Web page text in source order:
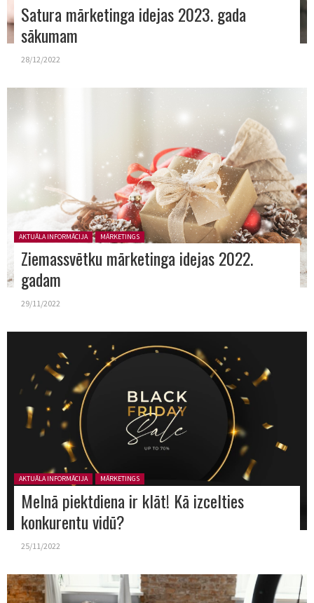
Satura mārketinga idejas 2023. gada
sākumam
28/12/2022
Posted in:
AKTUĀLA INFORMĀCIJA MĀRKETINGS
Ziemassvētku mārketinga idejas 2022.
gadam
29/11/2022
Posted in:
AKTUĀLA INFORMĀCIJA MĀRKETINGS
Melnā piektdiena ir klāt! Kā izcelties
konkurentu vidū?
25/11/2022